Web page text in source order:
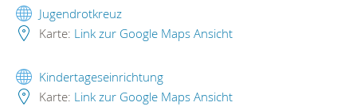
Jugendrotkreuz
Karte: Link zur Google Maps Ansicht
Kindertageseinrichtung
Karte: Link zur Google Maps Ansicht